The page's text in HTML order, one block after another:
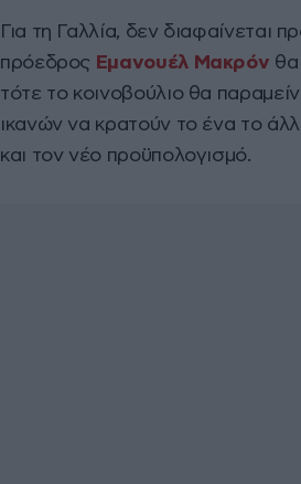
Για τη Γαλλία, δεν διαφαίνεται
πρόεδρος Εμανουέλ Μακρόν θα
τότε το κοινοβούλιο θα
ικανών να κρατούν το ένα το
και τον νέο προϋπολογισμό.